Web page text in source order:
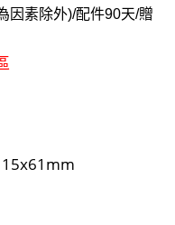
因素除外)/配件90天/贈